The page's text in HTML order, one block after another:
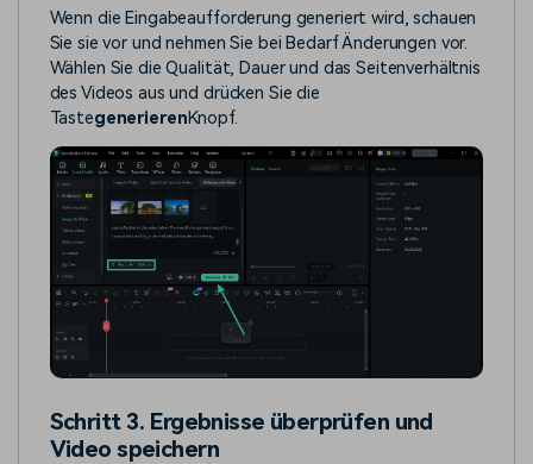
Wenn die Eingabeaufforderung generiert wird, schauen
Sie sie vor und nehmen Sie bei Bedarf Änderungen vor.
Wählen Sie die Qualität, Dauer und das Seitenverhältnis
des Videos aus und drücken Sie die
TastegenerierenKnopf.
Schritt 3. Ergebnisse überprüfen und
Video speichern